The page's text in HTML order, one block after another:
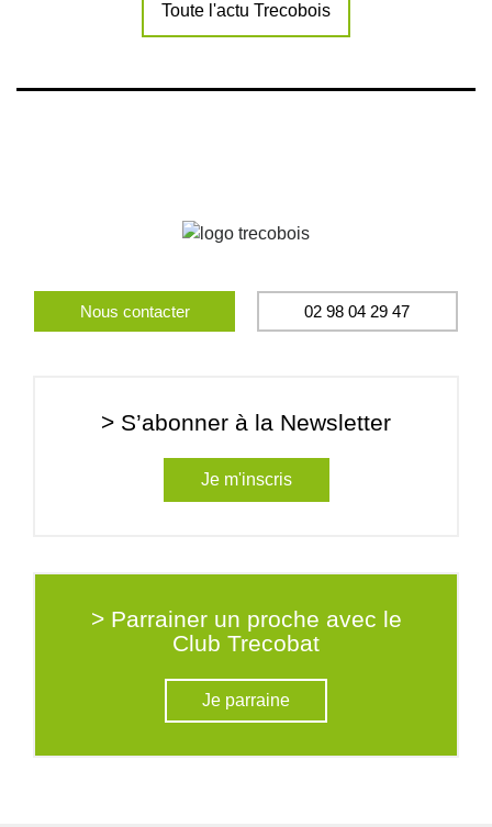
Toute l'actu Trecobois
Nous contacter 02 98 04 29 47
> S’abonner à la Newsletter
Je m'inscris
> Parrainer un proche avec le
Club Trecobat
Je parraine